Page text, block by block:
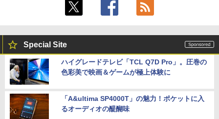
Special Site
ハイグレードテレビ「TCL Q7D Pro」。圧巻の
色彩美で映画＆ゲームが極上体験に
「A&ultima SP4000T」の魅力！ポケットに入
るオーディオの醍醐味